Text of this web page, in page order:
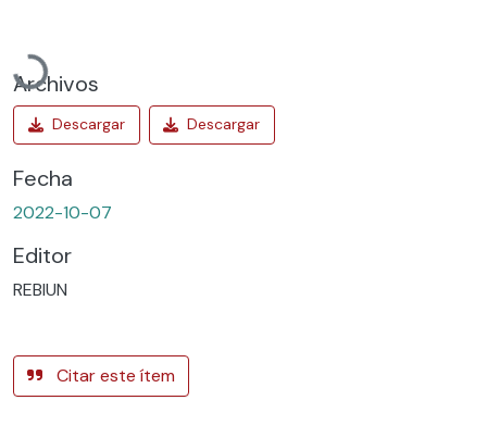
Cargando...
Archivos
Fecha
2022-10-07
Editor
REBIUN
Citar este ítem